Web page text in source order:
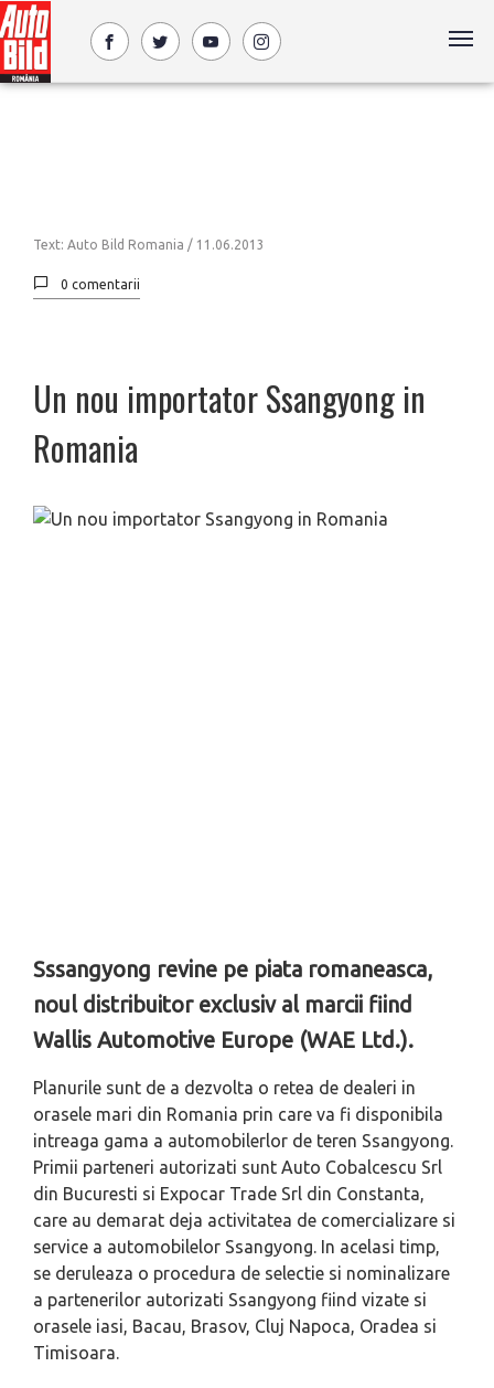
Text: Auto Bild Romania / 11.06.2013
0 comentarii
Un nou importator Ssangyong in
Romania
Sssangyong revine pe piata romaneasca,
noul distribuitor exclusiv al marcii fiind
Wallis Automotive Europe (WAE Ltd.).
Planurile sunt de a dezvolta o retea de dealeri in
orasele mari din Romania prin care va fi disponibila
intreaga gama a automobilerlor de teren Ssangyong.
Primii parteneri autorizati sunt Auto Cobalcescu Srl
din Bucuresti si Expocar Trade Srl din Constanta,
care au demarat deja activitatea de comercializare si
service a automobilelor Ssangyong. In acelasi timp,
se deruleaza o procedura de selectie si nominalizare
a partenerilor autorizati Ssangyong fiind vizate si
orasele iasi, Bacau, Brasov, Cluj Napoca, Oradea si
Timisoara.